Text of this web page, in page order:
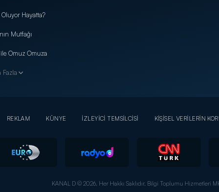
Oluyor Hayatta?
Mutfağı
Omuz Omuza
Fazla
REKLAM KÜNYE İZLEYİCİ TEMSİLCİSİ KİŞİSEL VERİLERİN
KANAL D © 2026. Her Hakkı Saklıdır. Bilgi Toplumu Hizmetleri